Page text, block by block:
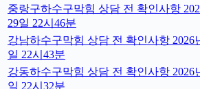
중랑구하수구막힘 상담 전 확인사항
29일 22시46분
강남하수구막힘 상담 전 확인사항 2026
일 22시43분
강동하수구막힘 상담 전 확인사항 2026
일 22시32분